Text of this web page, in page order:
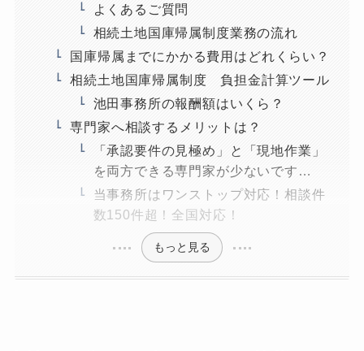
よくあるご質問
相続土地国庫帰属制度業務の流れ
国庫帰属までにかかる費用はどれくらい？
相続土地国庫帰属制度 負担金計算ツール
池田事務所の報酬額はいくら？
専門家へ相談するメリットは？
「承認要件の見極め」と「現地作業」
を両方できる専門家が少ないです…
当事務所はワンストップ対応！相談件
数150件超！全国対応！
もっと見る